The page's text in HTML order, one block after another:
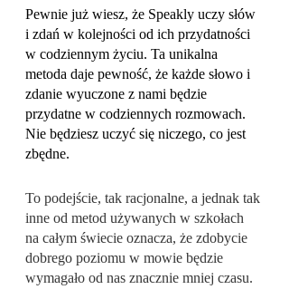
Pewnie już wiesz, że Speakly uczy słów
i zdań w kolejności od ich przydatności
w codziennym życiu. Ta unikalna
metoda daje pewność, że każde słowo i
zdanie wyuczone z nami będzie
przydatne w codziennych rozmowach.
Nie będziesz uczyć się niczego, co jest
zbędne.
To podejście, tak racjonalne, a jednak tak
inne od metod używanych w szkołach
na całym świecie oznacza, że zdobycie
dobrego poziomu w mowie będzie
wymagało od nas znacznie mniej czasu.